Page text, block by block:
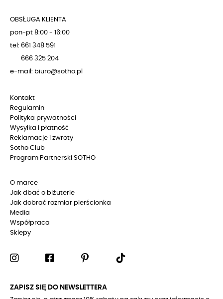
OBSŁUGA KLIENTA
pon-pt 8:00 - 16:00
tel: 661 348 591
666 325 204
e-mail: biuro@sotho.pl
Kontakt
Regulamin
Polityka prywatności
Wysyłka i płatność
Reklamacje i zwroty
Sotho Club
Program Partnerski SOTHO
O marce
Jak dbać o biżuterie
Jak dobrać rozmiar pierścionka
Media
Współpraca
Sklepy
ZAPISZ SIĘ DO NEWSLETTERA